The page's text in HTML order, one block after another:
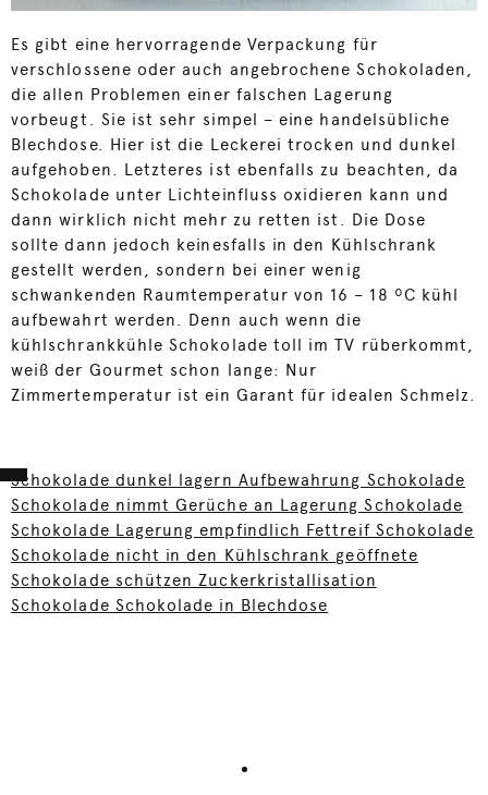
Es gibt eine hervorragende Verpackung für
verschlossene oder auch angebrochene Schokoladen,
die allen Problemen einer falschen Lagerung
vorbeugt. Sie ist sehr simpel – eine handelsübliche
Blechdose. Hier ist die Leckerei trocken und dunkel
aufgehoben. Letzteres ist ebenfalls zu beachten, da
Schokolade unter Lichteinfluss oxidieren kann und
dann wirklich nicht mehr zu retten ist. Die Dose
sollte dann jedoch keinesfalls in den Kühlschrank
gestellt werden, sondern bei einer wenig
schwankenden Raumtemperatur von 16 – 18 ºC kühl
aufbewahrt werden. Denn auch wenn die
kühlschrankkühle Schokolade toll im TV rüberkommt,
weiß der Gourmet schon lange: Nur
Zimmertemperatur ist ein Garant für idealen Schmelz.
Schokolade dunkel lagern Aufbewahrung Schokolade
Schokolade nimmt Gerüche an Lagerung Schokolade
Schokolade Lagerung empfindlich Fettreif Schokolade
Schokolade nicht in den Kühlschrank geöffnete
Schokolade schützen Zuckerkristallisation
Schokolade Schokolade in Blechdose